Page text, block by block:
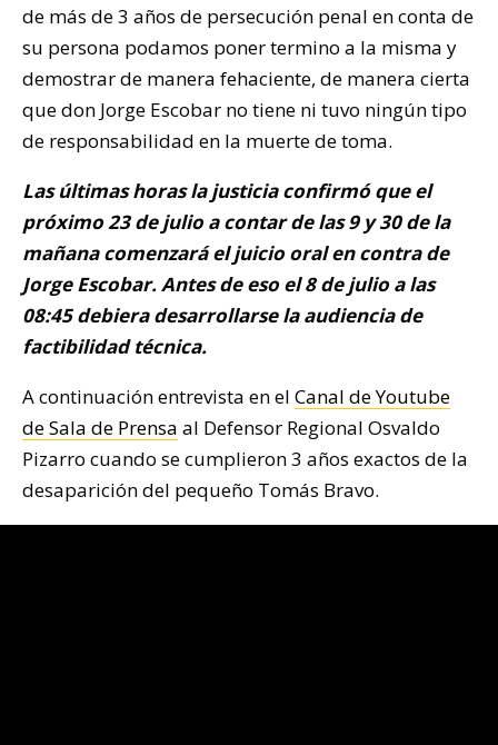
de más de 3 años de persecución penal en conta de
su persona podamos poner termino a la misma y
demostrar de manera fehaciente, de manera cierta
que don Jorge Escobar no tiene ni tuvo ningún tipo
de responsabilidad en la muerte de toma.
Las últimas horas la justicia confirmó que el
próximo 23 de julio a contar de las 9 y 30 de la
mañana comenzará el juicio oral en contra de
Jorge Escobar. Antes de eso el 8 de julio a las
08:45 debiera desarrollarse la audiencia de
factibilidad técnica.
A continuación entrevista en el Canal de Youtube
de Sala de Prensa al Defensor Regional Osvaldo
Pizarro cuando se cumplieron 3 años exactos de la
desaparición del pequeño Tomás Bravo.